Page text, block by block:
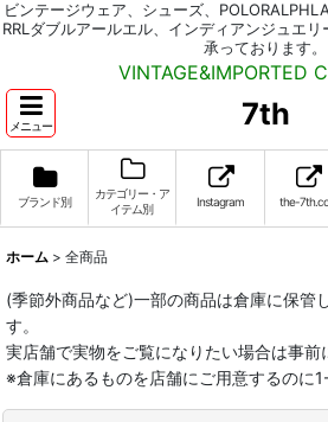
ビンテージウェア、シューズ、
RRLダブルアールエル、インディアンジュエ
承っております。
VINTAGE&IMPORTED
メニュー 7th
ブランド別
カテゴリー・ア
イテム別
Instagram the-
ホーム > 全商品
(季節外商品など)一部の商品は倉庫に保管
す。
実店舗で実物をご覧になりたい場合は事前
※倉庫にあるものを店舗にご用意するのに